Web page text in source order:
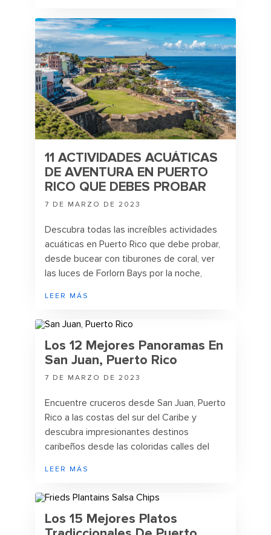
Juan.
11 ACTIVIDADES ACUÁTICAS
DE AVENTURA EN PUERTO
RICO QUE DEBES PROBAR
7 DE MARZO DE 2023
Descubra todas las increíbles actividades
acuáticas en Puerto Rico que debe probar,
desde bucear con tiburones de coral, ver
las luces de Forlorn Bays por la noche,
LEER MÁS
Los 12 Mejores Panoramas En
San Juan, Puerto Rico
7 DE MARZO DE 2023
Encuentre cruceros desde San Juan, Puerto
Rico a las costas del sur del Caribe y
descubra impresionantes destinos
caribeños desde las coloridas calles del
LEER MÁS
Los 15 Mejores Platos